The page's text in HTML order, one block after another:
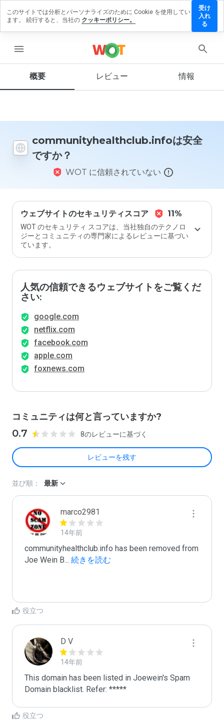
menu
概要 レビュー 情報
communityhealthclub.infoは安全
ですか？
WOT に信頼されていない
ウェブサイトのセキュリティスコア 11%
WOT のセキュリティ スコアは、当社独自のテクノロ
ジーとコミュニティの専門家によるレビューに基づい
ています。
人気の信頼できるウェブサイトをご覧くだ
さい:
google.com
netflix.com
facebook.com
apple.com
foxnews.com
コミュニティは何と言っていますか?
0.7 8のレビューに基づく
レビューを残す
を残す
ウェ
を1
間
で、
ます
か？
並び順： 最新
marco2981
14年前
communityhealthclub.info has been removed from
Joe Wein B... 続きを読む
役立つ
D V
14年前
This domain has been listed in Joewein's Spam
Domain blacklist. Refer: *****
役立つ
このサイトでは分析とパーソナライズのために Cookie を使用してい
ます。 続行すると、当社の クッキーポリシー。
受け
入れ
る